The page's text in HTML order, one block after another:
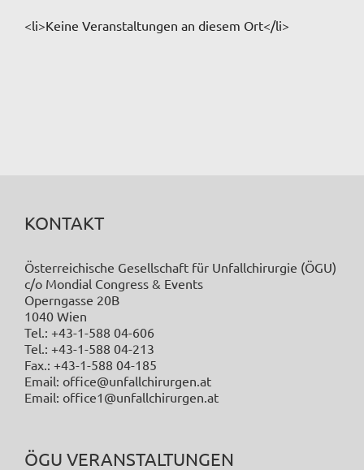
<li>Keine Veranstaltungen an diesem Ort</li>
KONTAKT
Österreichische Gesellschaft für Unfallchirurgie (ÖGU)
c/o Mondial Congress & Events
Operngasse 20B
1040 Wien
Tel.: +43-1-588 04-606
Tel.: +43-1-588 04-213
Fax.: +43-1-588 04-185
Email: office@unfallchirurgen.at
Email: office1@unfallchirurgen.at
ÖGU VERANSTALTUNGEN